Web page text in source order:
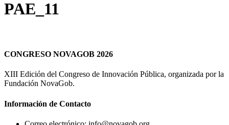
PAE_11
CONGRESO NOVAGOB 2026
XIII Edición del Congreso de Innovación Pública, organizada por la
Fundación NovaGob.
Información de Contacto